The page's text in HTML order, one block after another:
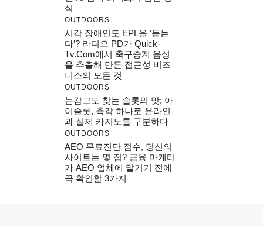
식
OUTDOORS
시각 장애인도 EPL을 ‘듣는
다’? 라디오 PD가 Quick-
Tv.com에서 축구중계 음성
을 추출해 만든 접근성 비즈
니스의 모든 것
OUTDOORS
눈감고도 찾는 슬롯의 맛: 아
이슬롯, 촉각 하나로 온라인
과 실제 카지노를 구분하다
OUTDOORS
AEO 무료진단 점수, 당신의
사이트는 몇 점? 금융 마케터
가 AEO 업체에 맡기기 전에
꼭 확인할 3가지